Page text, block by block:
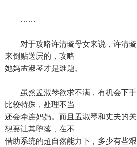
……
对于攻略许清璇母女来说，许清璇
来倒贴送屄的，攻略
她妈孟淑琴才是难题。
虽然孟淑琴欲求不满，有机会下手
比较特殊，处理不当
还会牵连妈妈。而且孟淑琴和丈夫的
想要让其堕落，在不
借助系统的超自然能力下，多少有些艰